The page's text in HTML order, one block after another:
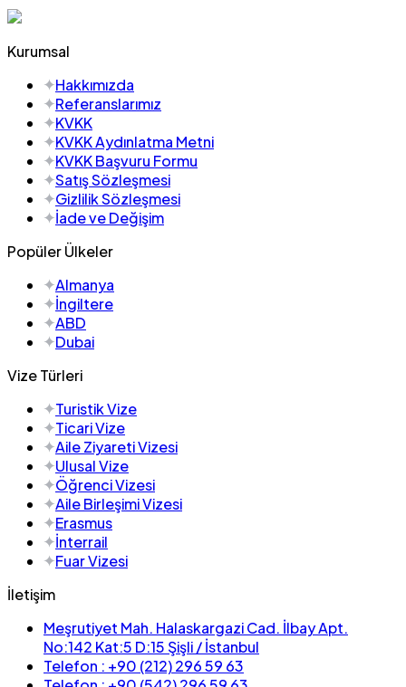
Kurumsal
Hakkımızda
Referanslarımız
KVKK
KVKK Aydınlatma Metni
KVKK Başvuru Formu
Satış Sözleşmesi
Gizlilik Sözleşmesi
İade ve Değişim
Popüler Ülkeler
Almanya
İngiltere
ABD
Dubai
Vize Türleri
Turistik Vize
Ticari Vize
Aile Ziyareti Vizesi
Ulusal Vize
Öğrenci Vizesi
Aile Birleşimi Vizesi
Erasmus
İnterrail
Fuar Vizesi
İletişim
Meşrutiyet Mah. Halaskargazi Cad. İlbay Apt.
No:142 Kat:5 D:15 Şişli / İstanbul
Telefon : +90 (212) 296 59 63